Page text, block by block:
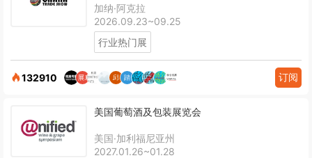
加纳·阿克拉
2026.09.23~09.25
行业热门展
132910 订阅
美国葡萄酒及包装展览会
美国·加利福尼亚州
2027.01.26~01.28